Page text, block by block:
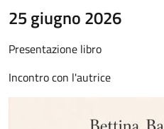
25 giugno 2026
Presentazione libro
Incontro con l'autrice